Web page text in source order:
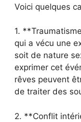
Voici quelques
1.
qui a vécu une
soit de nature
exprimer cet
rêves peuvent
de traiter des
2. **Conflit